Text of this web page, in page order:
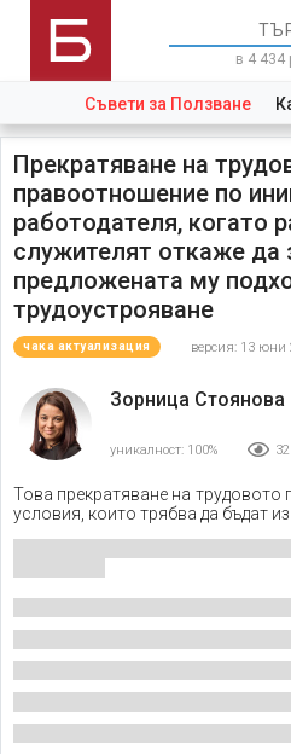
в 4 434
Съвети за Ползване
Прекратяване на
правоотношение по
работодателя, когато
служителят откаже да
предложената му
трудоустрояване
чака актуализация версия: 13 юни
Зорница Стоянова
уникалност: 100%
Това прекратяване на
условия, които трябва да бъдат